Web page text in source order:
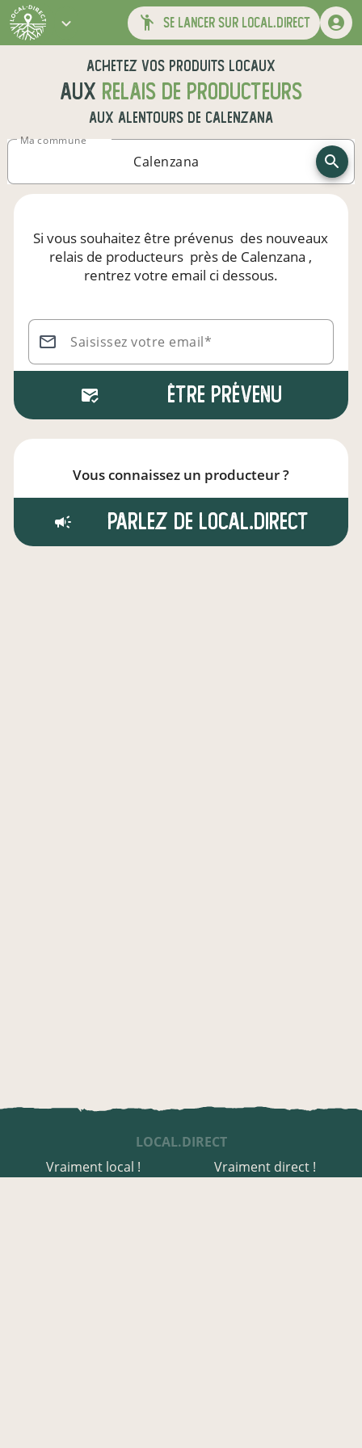
se lancer sur local.direct
Achetez vos produits locaux
aux relais de producteurs
aux alentours de Calenzana
Ma commune
Si vous souhaitez être prévenus des nouveaux
relais de producteurs près de Calenzana ,
rentrez votre email ci dessous.
Saisissez votre email*
Être prévenu
Vous connaissez un producteur ?
Parlez de local.direct
LOCAL.DIRECT
Vraiment local !
Vraiment direct !